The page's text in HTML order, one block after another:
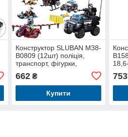
Конструктор SLUBAN M38-
B0809 (12шт) поліція,
транспорт, фігурки,
469дет, в кор-ці, 47,5-28,5-
7см
662₴
Купити
7см
753